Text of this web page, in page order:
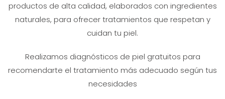
productos de alta calidad, elaborados con ingredientes
naturales, para ofrecer tratamientos que respetan y
cuidan tu piel.
Realizamos diagnósticos de piel gratuitos para
recomendarte el tratamiento más adecuado según tus
necesidades